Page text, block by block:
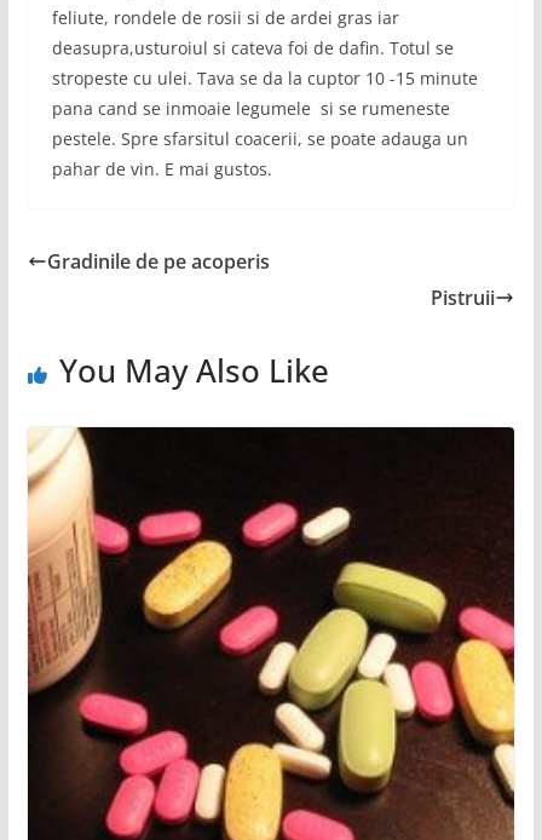
feliute, rondele de rosii si de ardei gras iar
deasupra,usturoiul si cateva foi de dafin. Totul se
stropeste cu ulei. Tava se da la cuptor 10 -15 minute
pana cand se inmoaie legumele si se rumeneste
pestele. Spre sfarsitul coacerii, se poate adauga un
pahar de vin. E mai gustos.
Gradinile de pe acoperis
Pistruii
You May Also Like